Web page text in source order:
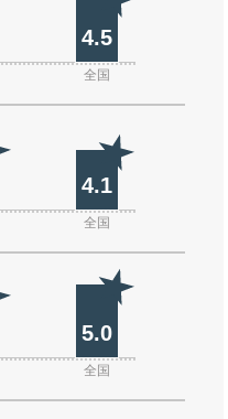
4.5
全国
4.1
全国
5.0
全国